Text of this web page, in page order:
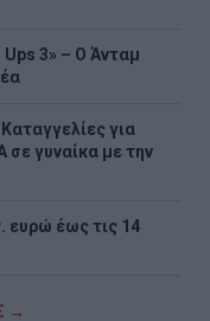
Ups 3» – Ο Άνταμ
για
γυναίκα με την
ευρώ έως τις 14
→